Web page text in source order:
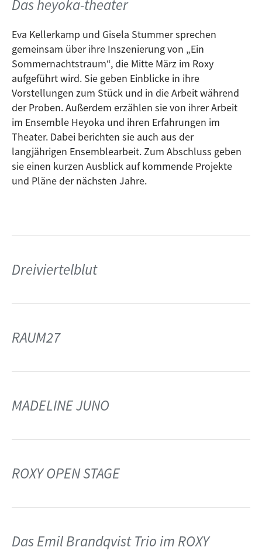
Programmleiter des Roxy Ulms sprechen und er
konnte schon einige seiner Highlights des
diesjährigen Programms verraten.
Also wenn ihr den Ulmer Kultursommer kaum
erwarten könnt und wissen wollt, was euch dieses
Jahr alles erwartet, dann müsst ihr hier einfach
reinhören!
Wenn ihr die Sendung verpasst habt, dann könnt ihr
sie auch gerne in derMediatheknachhören :)
Das heyoka-theater
Eva Kellerkamp und Gisela Stummer sprechen
gemeinsam über ihre Inszenierung von „Ein
Sommernachtstraum“, die Mitte März im Roxy
aufgeführt wird. Sie geben Einblicke in ihre
Vorstellungen zum Stück und in die Arbeit während
der Proben. Außerdem erzählen sie von ihrer Arbeit
im Ensemble Heyoka und ihren Erfahrungen im
Theater. Dabei berichten sie auch aus der
langjährigen Ensemblearbeit. Zum Abschluss geben
sie einen kurzen Ausblick auf kommende Projekte
und Pläne der nächsten Jahre.
Dreiviertelblut
RAUM27
MADELINE JUNO
ROXY OPEN STAGE
Das Emil Brandqvist Trio im ROXY